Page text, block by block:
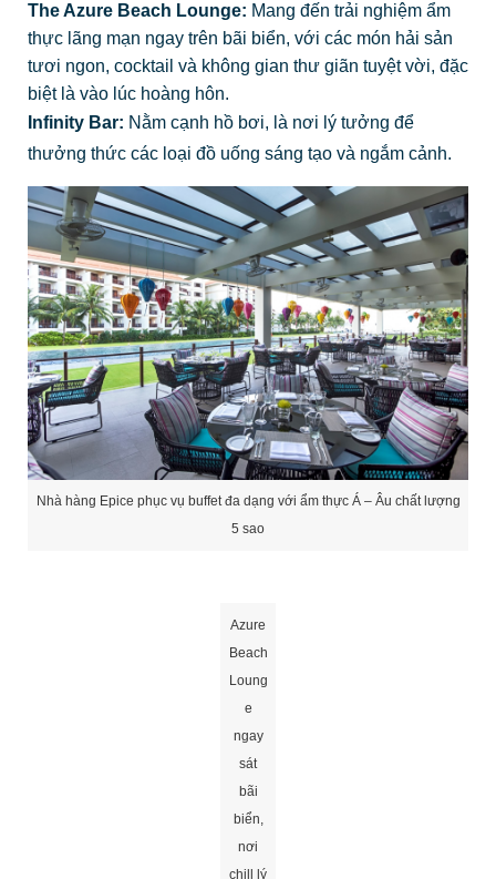
The Azure Beach Lounge: Mang đến trải nghiệm ẩm
thực lãng mạn ngay trên bãi biển, với các món hải sản
tươi ngon, cocktail và không gian thư giãn tuyệt vời, đặc
biệt là vào lúc hoàng hôn.
Infinity Bar: Nằm cạnh hồ bơi, là nơi lý tưởng để
thưởng thức các loại đồ uống sáng tạo và ngắm cảnh.
Nhà hàng Epice phục vụ buffet đa dạng với ẩm thực Á – Âu chất lượng
5 sao